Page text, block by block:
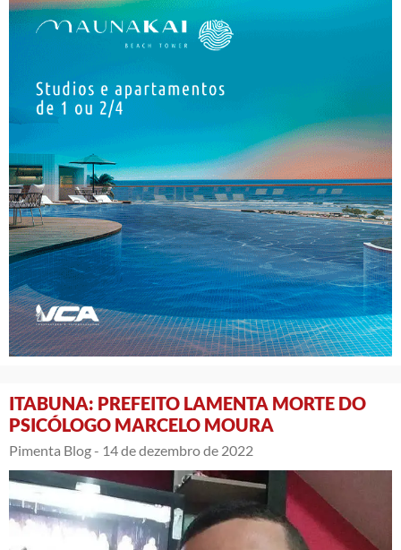
ITABUNA: PREFEITO LAMENTA MORTE DO
PSICÓLOGO MARCELO MOURA
Pimenta Blog - 14 de dezembro de 2022